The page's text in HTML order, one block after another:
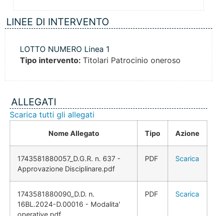
LINEE DI INTERVENTO
LOTTO NUMERO Linea 1
Tipo intervento: Titolari Patrocinio oneroso
ALLEGATI
Scarica tutti gli allegati
Nome Allegato Tipo Azione
1743581880057_D.G.R. n. 637 -
Approvazione Disciplinare.pdf
PDF Scarica
1743581880090_D.D. n.
16BL.2024-D.00016 - Modalita'
PDF Scarica